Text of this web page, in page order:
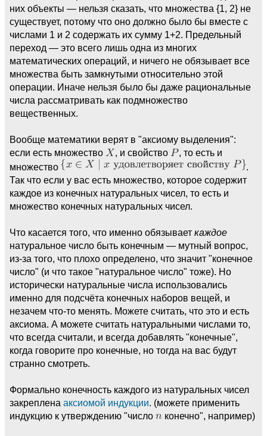
них объекты — нельзя сказать, что множества {1, 2} не
существует, потому что оно должно было бы вместе с
числами 1 и 2 содержать их сумму 1+2. Предельный
переход — это всего лишь одна из многих
математических операций, и ничего не обязывает все
множества быть замкнутыми относительно этой
операции. Иначе нельзя было бы даже рациональные
числа рассматривать как подмножество
вещественных.
Вообще математики верят в "аксиому выделения":
если есть множество
, и свойство
, то есть и
множество
.
Так что если у вас есть множество, которое содержит
каждое из конечных натуральных чисел, то есть и
множество конечных натуральных чисел.
Что касается того, что именно обязывает каждое
натуральное число быть конечным — мутный вопрос,
из-за того, что плохо определено, что значит "конечное
число" (и что такое "натуральное число" тоже). Но
исторически натуральные числа использовались
именно для подсчёта конечных наборов вещей, и
незачем что-то менять. Можете считать, что это и есть
аксиома. А можете считать натуральными числами то,
что всегда считали, и всегда добавлять "конечные",
когда говорите про конечные, но тогда на вас будут
странно смотреть.
Формально конечность каждого из натуральных чисел
закреплена аксиомой индукции. (можете применить
индукцию к утверждению "число
конечно", например)